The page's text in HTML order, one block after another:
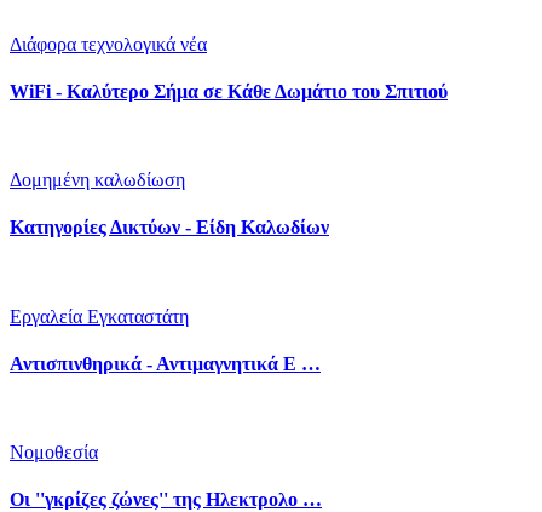
Διάφορα τεχνολογικά νέα
WiFi - Καλύτερο Σήμα σε Κάθε Δωμάτιο του Σπιτιού
Δομημένη καλωδίωση
Κατηγορίες Δικτύων - Είδη Καλωδίων
Εργαλεία Εγκαταστάτη
Αντισπινθηρικά - Αντιμαγνητικά Ε …
Νομοθεσία
Οι ''γκρίζες ζώνες'' της Ηλεκτρολο …